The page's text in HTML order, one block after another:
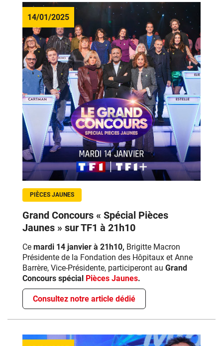
14/01/2025
PIÈCES JAUNES
Grand Concours « Spécial Pièces
Jaunes » sur TF1 à 21h10
Ce mardi 14 janvier à 21h10, Brigitte Macron
Présidente de la Fondation des Hôpitaux et Anne
Barrère, Vice-Présidente, participeront au Grand
Concours spécial Pièces Jaunes.
Consultez notre article dédié